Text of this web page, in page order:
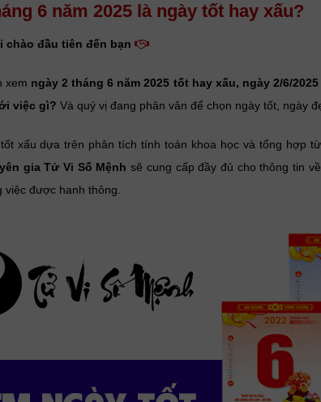
6 năm 2025 là ngày tốt hay xấu?
chào đầu tiên đến bạn
xem ngày 2 tháng 6 năm 2025 tốt hay xấu, ngày 2/6/
việc gì? Và quý vị đang phân vân để chọn ngày tốt, ngày
xấu dựa trên phân tích tính toán khoa học và tổng hợp
gia Tử Vi Số Mệnh sẽ cung cấp đầy đủ cho thông tin
được hanh thông.